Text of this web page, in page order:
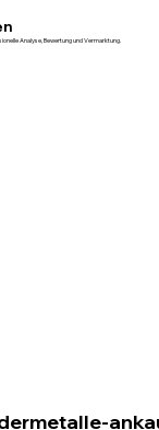
Analyse, Bewertung und Vermarktung.